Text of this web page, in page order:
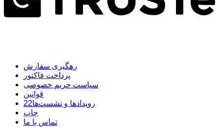
رهگیری سفارش
پرداخت فاکتور
سیاست حریم خصوصی
قوانین
22رویدادها و نشست‌ها
چاپ
تماس با ما